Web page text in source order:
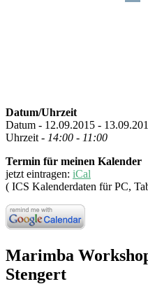
Datum/Uhrzeit
Datum - 12.09.2015 -
Uhrzeit - 14:00 - 11:00
Termin für meinen Kalender
jetzt eintragen: iCal
( ICS Kalenderdaten für PC,
Marimba
Stengert